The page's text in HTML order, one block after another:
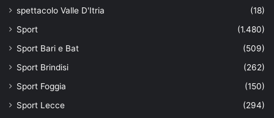
spettacolo Valle D'Itria
(18)
Sport
(1.480)
Sport Bari e Bat
(509)
Sport Brindisi
(262)
Sport Foggia
(150)
Sport Lecce
(294)